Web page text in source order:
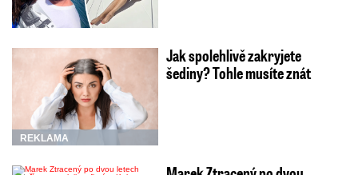
REKLAMA
Jak spolehlivě zakryjete
šediny? Tohle musíte znát